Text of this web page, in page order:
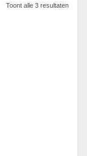
Toont alle 3 resultaten